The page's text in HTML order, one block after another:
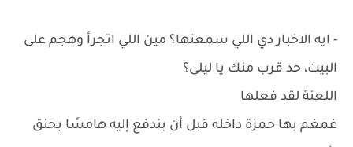
- ايه الاخبار دي اللي سمعتها؟ مين اللي اتجرأ وهجم على
البيت، حد قرب منك يا ليلى؟
اللعنة لقد فعلها
غمغم بها حمزة داخله قبل أن يندفع إليه هامسًا بحنق